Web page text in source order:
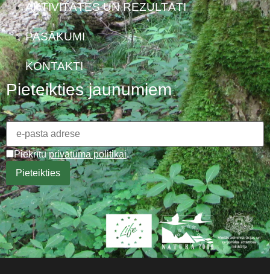
AKTIVITĀTES UN REZULTĀTI
PASĀKUMI
KONTAKTI
Pieteikties jaunumiem
Piekrītuprivātuma politikai.